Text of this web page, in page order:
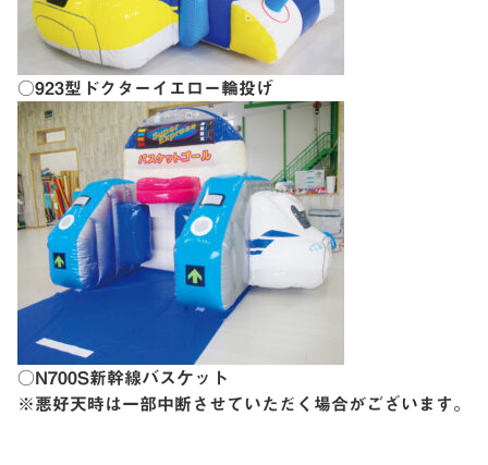
○923型ドクターイエロー輪投げ
○N700S新幹線バスケット
※悪好天時は一部中断させていただく場合がございます。